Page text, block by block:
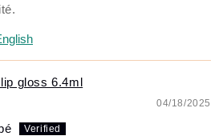
gloss 6.4ml
04/18/2025